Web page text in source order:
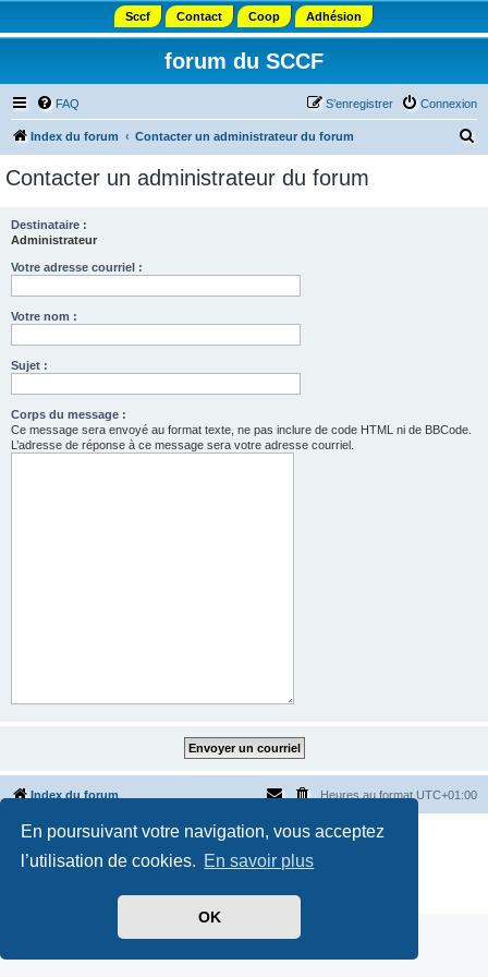
En poursuivant votre navigation, vous acceptez
l’utilisation de cookies. En savoir plus
OK
Sccf Contact Coop Adhésion
forum du SCCF
FAQ Connexion
S’enregistrer
Index du forum Contacter un administrateur du forum
Contacter un administrateur du forum
Destinataire :
Administrateur
Votre adresse courriel :
Votre nom :
Sujet :
Corps du message :
Ce message sera envoyé au format texte, ne pas inclure de code HTML ni de BBCode.
L’adresse de réponse à ce message sera votre adresse courriel.
Index du forum Heures au format UTC+01:00
Développé parphpBB® Forum Software © phpBB Limited
Traduit par
phpBB-fr.com
Style parSide-car club Français